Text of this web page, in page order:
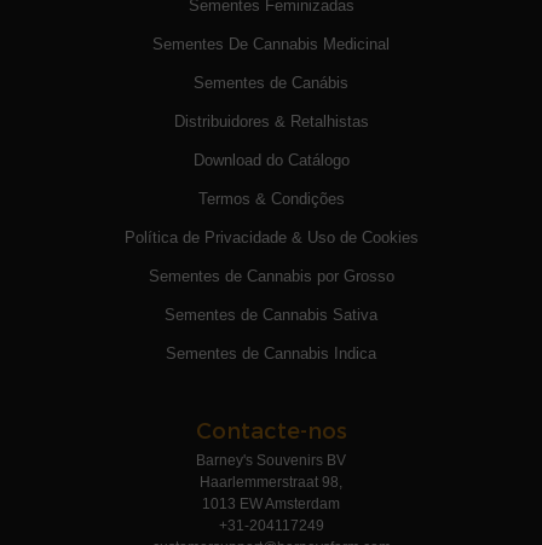
Sementes Feminizadas
Sementes De Cannabis Medicinal
Sementes de Canábis
Distribuidores & Retalhistas
Download do Catálogo
Termos & Condições
Política de Privacidade & Uso de Cookies
Sementes de Cannabis por Grosso
Sementes de Cannabis Sativa
Sementes de Cannabis Indica
Contacte-nos
Barney's Souvenirs BV
Haarlemmerstraat 98,
1013 EW Amsterdam
+31-204117249